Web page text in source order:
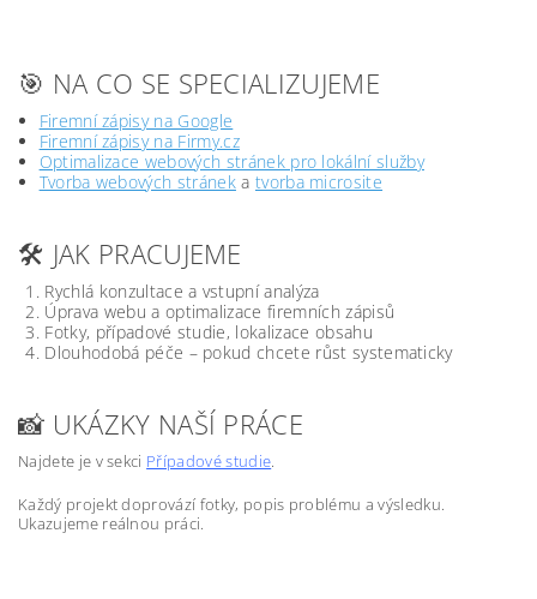
🎯 NA CO SE SPECIALIZUJEME
Firemní zápisy na Google
Firemní zápisy na Firmy.cz
Optimalizace webových stránek pro lokální služby
Tvorba webových stráneka tvorba microsite
🛠️ JAK PRACUJEME
Rychlá konzultace a vstupní analýza
Úprava webu a optimalizace firemních zápisů
Fotky, případové studie, lokalizace obsahu
Dlouhodobá péče – pokud chcete růst systematicky
📸 UKÁZKY NAŠÍ PRÁCE
Najdete je v sekci Případové studie.
Každý projekt doprovází fotky, popis problému a výsledku.
Ukazujeme reálnou práci.